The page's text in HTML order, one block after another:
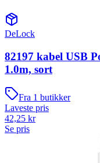
DeLock
82197 kabel USB
1.0m, sort
Fra 1 butikker
Laveste pris
42,25 kr
Se pris